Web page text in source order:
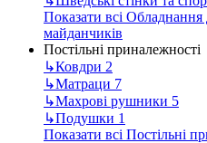
Показати всі
майданчиків
Постільні приналежності
↳Ковдри 2
↳Матраци 7
↳Махрові рушники 5
↳Подушки 1
Показати всі Постільні